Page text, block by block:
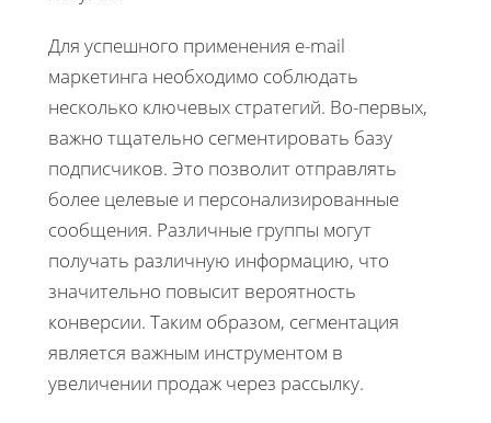
Для успешного применения e-mail
маркетинга необходимо соблюдать
несколько ключевых стратегий. Во-первых,
важно тщательно сегментировать базу
подписчиков. Это позволит отправлять
более целевые и персонализированные
сообщения. Различные группы могут
получать различную информацию, что
значительно повысит вероятность
конверсии. Таким образом, сегментация
является важным инструментом в
увеличении продаж через рассылку.